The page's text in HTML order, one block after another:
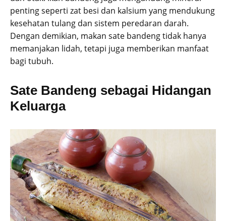
penting seperti zat besi dan kalsium yang mendukung
kesehatan tulang dan sistem peredaran darah.
Dengan demikian, makan sate bandeng tidak hanya
memanjakan lidah, tetapi juga memberikan manfaat
bagi tubuh.
Sate Bandeng sebagai Hidangan
Keluarga